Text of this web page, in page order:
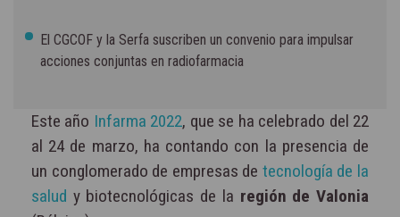
El CGCOF y la Serfa suscriben un convenio para impulsar
acciones conjuntas en radiofarmacia
Este año Infarma 2022, que se ha celebrado del 22
al 24 de marzo, ha contando con la presencia de
un conglomerado de empresas de tecnología de la
salud y biotecnológicas de la región de Valonia